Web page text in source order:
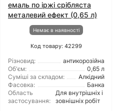
емаль по іржі срібляста
металевий ефект (0,65 л)
Немає в наявності
Код товару: 42299
Різновид:
антикорозійна
Об'єм:
0,65 л
Суміші за складом:
Алкідний
Фасовка:
Банка
Область
застосування:
Для внутрішніх і
зовнішніх робіт